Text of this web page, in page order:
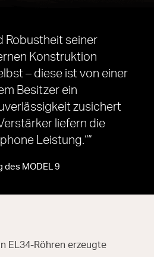
Robustheit seiner
Konstruktion
– diese ist von einer
Besitzer ein
zusichert
liefern die
Leistung.“
des MODEL 9
EL34-Röhren erzeugte